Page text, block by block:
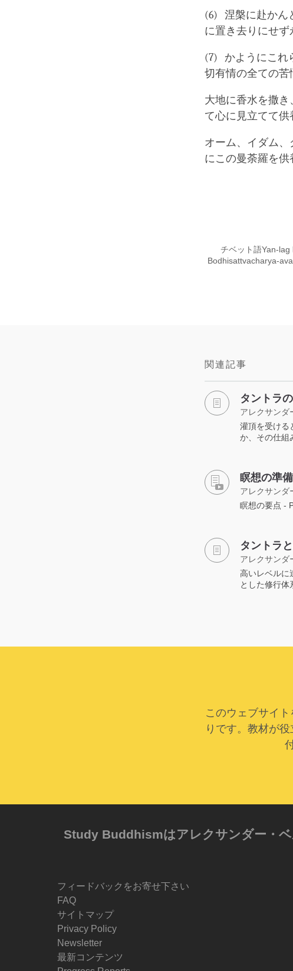
(6) 涅槃に赴かん
に置き去りにせず
(7) かようにこれ
切有情の全ての苦
大地に香水を撒
て心に見立てて供
オーム、イダム
にこの曼荼羅を供
チベット語Yan-lag
Bodhisattvacharya-
関連記事
タントラ
アレクサンダ
灌頂を受ける
か、その仕組
瞑想の準備
アレクサンダ
瞑想の要点 -
タントラ
アレクサンダ
高いレベルに
とした修行体
このウェブサイ
りです。教材が
Study Buddhismはアレクサンダー・
フィードバックをお寄せ下さい
FAQ
サイトマップ
Privacy Policy
Newsletter
最新コンテンツ